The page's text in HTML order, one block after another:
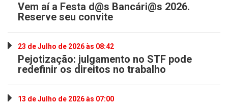
Vem aí a Festa d@s Bancári@s 2026.
Reserve seu convite
23 de Julho de 2026 às 08:42
Pejotização: julgamento no STF pode
redefinir os direitos no trabalho
13 de Julho de 2026 às 07:00